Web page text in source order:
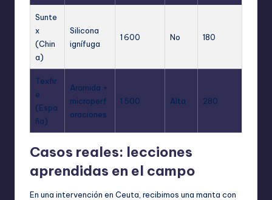
Sunte
x
(Chin
a)
Silicona
ignífuga
1 600 No 180
Texfir
e
(Espa
ña)
Aramida +
microperf
oraciones
1 500 Alta 280
Casos reales: lecciones
aprendidas en el campo
En una intervención en Ceuta, recibimos una manta con